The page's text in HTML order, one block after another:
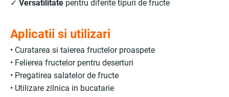
✓ Versatilitate pentru diferite tipuri de fructe
Aplicatii si utilizari
• Curatarea si taierea fructelor proaspete
• Felierea fructelor pentru deserturi
• Pregatirea salatelor de fructe
• Utilizare zilnica in bucatarie